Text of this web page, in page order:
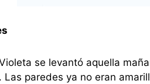
se levantó aquella
paredes ya no eran